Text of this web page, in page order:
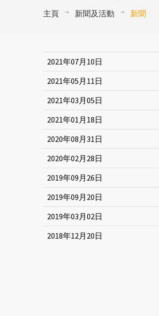
主頁 新聞及活動 新聞
2021年07月10日
2021年05月11日
2021年03月05日
2021年01月18日
2020年08月31日
2020年02月28日
2019年09月26日
2019年09月20日
2019年03月02日
2018年12月20日